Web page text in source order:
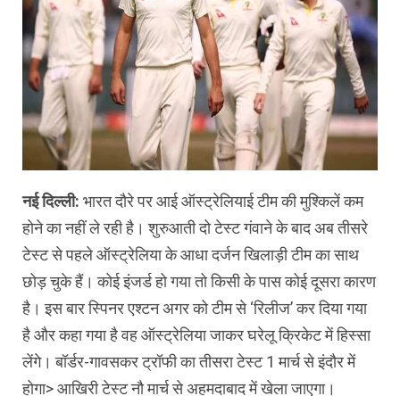
नई दिल्ली: भारत दौरे पर आई ऑस्ट्रेलियाई टीम की मुश्किलें कम
होने का नहीं ले रही है। शुरुआती दो टेस्ट गंवाने के बाद अब तीसरे
टेस्ट से पहले ऑस्ट्रेलिया के आधा दर्जन खिलाड़ी टीम का साथ
छोड़ चुके हैं। कोई इंजर्ड हो गया तो किसी के पास कोई दूसरा कारण
है। इस बार स्पिनर एश्टन अगर को टीम से ‘रिलीज’ कर दिया गया
है और कहा गया है वह ऑस्ट्रेलिया जाकर घरेलू क्रिकेट में हिस्सा
लेंगे। बॉर्डर-गावसकर ट्रॉफी का तीसरा टेस्ट 1 मार्च से इंदौर में
होगा> आखिरी टेस्ट नौ मार्च से अहमदाबाद में खेला जाएगा।